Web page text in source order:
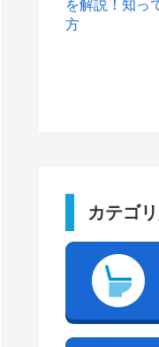
を解説！知っ
方
カテゴ